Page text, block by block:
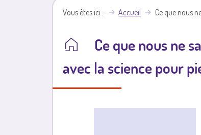
Vous êtes ici Accueil Ce que nous
Ce que nous ne
avec la science pour